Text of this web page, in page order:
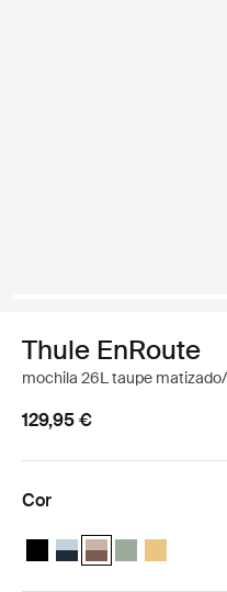
Thule EnRoute
mochila 26L taupe
129,95 €
Cor
Thule EnRoute backpack 26L
Thule EnRoute
Thule EnRoute
Thule EnRoute
Thule